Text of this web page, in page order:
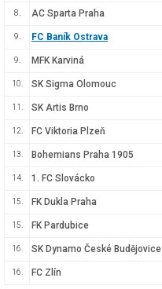
8. AC Sparta Praha
9. FC Baník Ostrava
9. MFK Karviná
10. SK Sigma Olomouc
11. SK Artis Brno
12. FC Viktoria Plzeň
13. Bohemians Praha 1905
14. 1. FC Slovácko
15. FK Dukla Praha
15. FK Pardubice
16. SK Dynamo České Budějovice
16. FC Zlín